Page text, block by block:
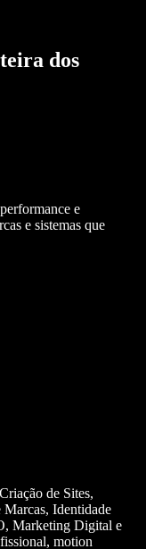
dos
e
e sistemas que
de Sites,
Identidade
Marketing Digital e
motion